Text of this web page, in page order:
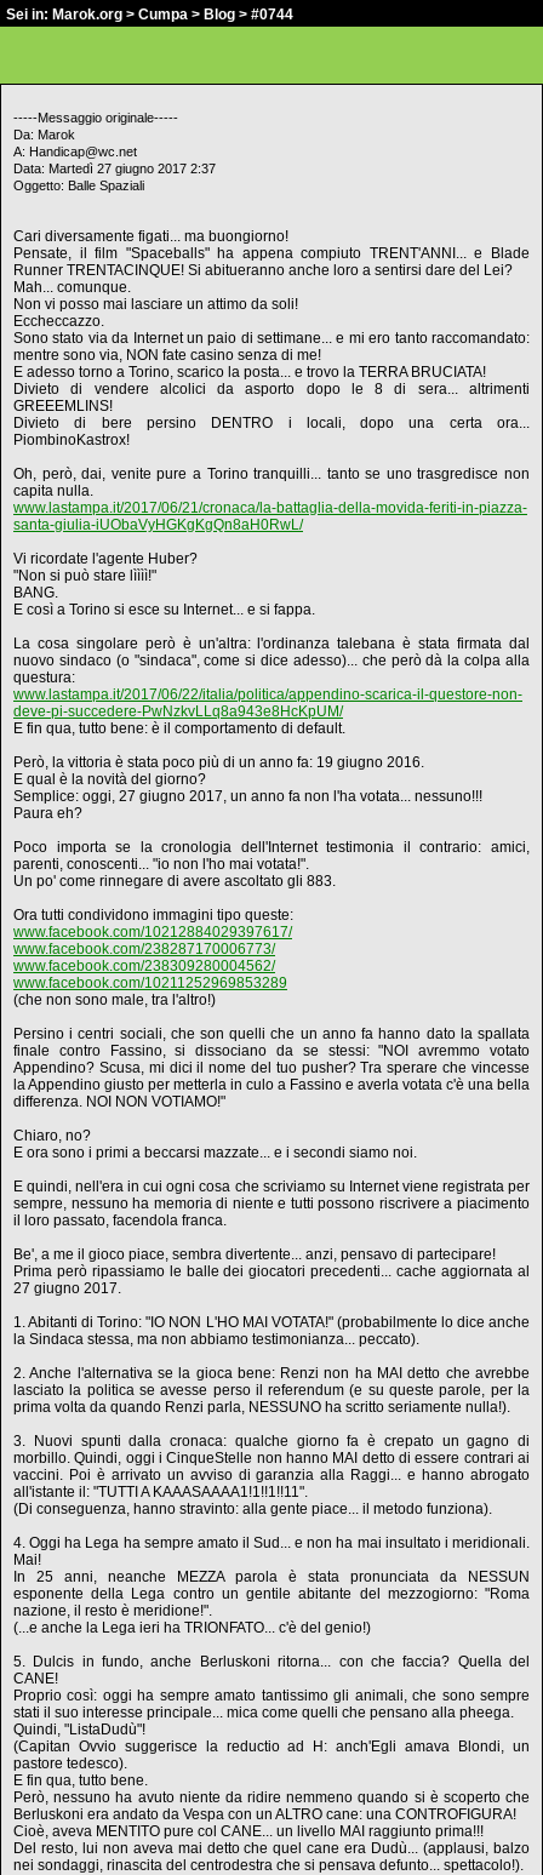
Sei in: Marok.org > Cumpa > Blog > #0744
-----Messaggio originale-----
Da: Marok
A: Handicap@wc.net
Data: Martedì 27 giugno 2017 2:37
Oggetto: Balle Spaziali
Cari diversamente figati... ma buongiorno!
Pensate, il film "Spaceballs" ha appena compiuto TRENT'ANNI... e Blade
Runner TRENTACINQUE! Si abitueranno anche loro a sentirsi dare del Lei?
Mah... comunque.
Non vi posso mai lasciare un attimo da soli!
Eccheccazzo.
Sono stato via da Internet un paio di settimane... e mi ero tanto raccomandato:
mentre sono via, NON fate casino senza di me!
E adesso torno a Torino, scarico la posta... e trovo la TERRA BRUCIATA!
Divieto di vendere alcolici da asporto dopo le 8 di sera... altrimenti
GREEEMLINS!
Divieto di bere persino DENTRO i locali, dopo una certa ora...
PiombinoKastrox!
Oh, però, dai, venite pure a Torino tranquilli... tanto se uno trasgredisce non
capita nulla.
www.lastampa.it/2017/06/21/cronaca/la-battaglia-della-movida-feriti-in-piazza-
santa-giulia-iUObaVyHGKgKgQn8aH0RwL/
Vi ricordate l'agente Huber?
"Non si può stare lìììì!"
BANG.
E così a Torino si esce su Internet... e si fappa.
La cosa singolare però è un'altra: l'ordinanza talebana è stata firmata dal
nuovo sindaco (o "sindaca", come si dice adesso)... che però dà la colpa alla
questura:
www.lastampa.it/2017/06/22/italia/politica/appendino-scarica-il-questore-non-
deve-pi-succedere-PwNzkvLLq8a943e8HcKpUM/
E fin qua, tutto bene: è il comportamento di default.
Però, la vittoria è stata poco più di un anno fa: 19 giugno 2016.
E qual è la novità del giorno?
Semplice: oggi, 27 giugno 2017, un anno fa non l'ha votata... nessuno!!!
Paura eh?
Poco importa se la cronologia dell'Internet testimonia il contrario: amici,
parenti, conoscenti... "io non l'ho mai votata!".
Un po' come rinnegare di avere ascoltato gli 883.
Ora tutti condividono immagini tipo queste:
www.facebook.com/10212884029397617/
www.facebook.com/238287170006773/
www.facebook.com/238309280004562/
www.facebook.com/10211252969853289
(che non sono male, tra l'altro!)
Persino i centri sociali, che son quelli che un anno fa hanno dato la spallata
finale contro Fassino, si dissociano da se stessi: "NOI avremmo votato
Appendino? Scusa, mi dici il nome del tuo pusher? Tra sperare che vincesse
la Appendino giusto per metterla in culo a Fassino e averla votata c'è una bella
differenza. NOI NON VOTIAMO!"
Chiaro, no?
E ora sono i primi a beccarsi mazzate... e i secondi siamo noi.
E quindi, nell'era in cui ogni cosa che scriviamo su Internet viene registrata per
sempre, nessuno ha memoria di niente e tutti possono riscrivere a piacimento
il loro passato, facendola franca.
Be', a me il gioco piace, sembra divertente... anzi, pensavo di partecipare!
Prima però ripassiamo le balle dei giocatori precedenti... cache aggiornata al
27 giugno 2017.
1. Abitanti di Torino: "IO NON L'HO MAI VOTATA!" (probabilmente lo dice anche
la Sindaca stessa, ma non abbiamo testimonianza... peccato).
2. Anche l'alternativa se la gioca bene: Renzi non ha MAI detto che avrebbe
lasciato la politica se avesse perso il referendum (e su queste parole, per la
prima volta da quando Renzi parla, NESSUNO ha scritto seriamente nulla!).
3. Nuovi spunti dalla cronaca: qualche giorno fa è crepato un gagno di
morbillo. Quindi, oggi i CinqueStelle non hanno MAI detto di essere contrari ai
vaccini. Poi è arrivato un avviso di garanzia alla Raggi... e hanno abrogato
all'istante il: "TUTTI A KAAASAAAA1!1!!1!!11".
(Di conseguenza, hanno stravinto: alla gente piace... il metodo funziona).
4. Oggi ha Lega ha sempre amato il Sud... e non ha mai insultato i meridionali.
Mai!
In 25 anni, neanche MEZZA parola è stata pronunciata da NESSUN
esponente della Lega contro un gentile abitante del mezzogiorno: "Roma
nazione, il resto è meridione!".
(...e anche la Lega ieri ha TRIONFATO... c'è del genio!)
5. Dulcis in fundo, anche Berluskoni ritorna... con che faccia? Quella del
CANE!
Proprio così: oggi ha sempre amato tantissimo gli animali, che sono sempre
stati il suo interesse principale... mica come quelli che pensano alla pheega.
Quindi, "ListaDudù"!
(Capitan Ovvio suggerisce la reductio ad H: anch'Egli amava Blondi, un
pastore tedesco).
E fin qua, tutto bene.
Però, nessuno ha avuto niente da ridire nemmeno quando si è scoperto che
Berluskoni era andato da Vespa con un ALTRO cane: una CONTROFIGURA!
Cioè, aveva MENTITO pure col CANE... un livello MAI raggiunto prima!!!
Del resto, lui non aveva mai detto che quel cane era Dudù... (applausi, balzo
nei sondaggi, rinascita del centrodestra che si pensava defunto... spettacolo!).